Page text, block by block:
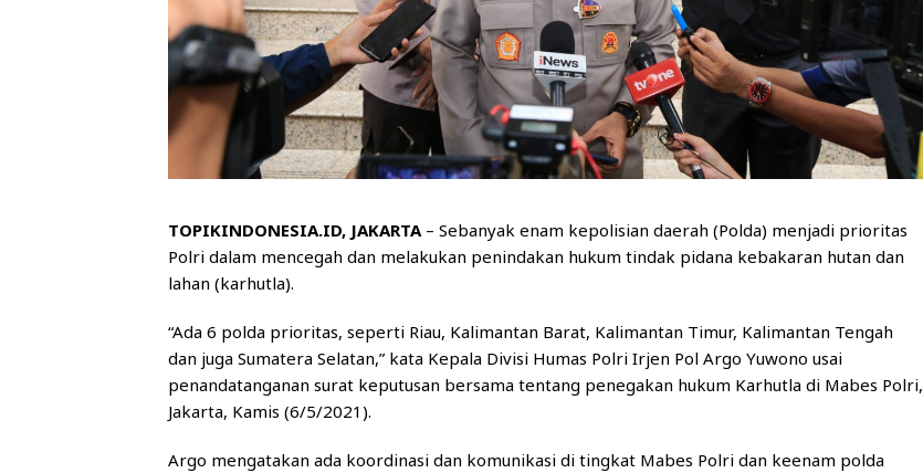
TOPIKINDONESIA.ID, JAKARTA– Sebanyak enam kepolisian daerah (Polda) menjadi prioritas
Polri dalam mencegah dan melakukan penindakan hukum tindak pidana kebakaran hutan dan
lahan (karhutla).
“Ada 6 polda prioritas, seperti Riau, Kalimantan Barat, Kalimantan Timur, Kalimantan Tengah
dan juga Sumatera Selatan,” kata Kepala Divisi Humas Polri Irjen Pol Argo Yuwono usai
penandatanganan surat keputusan bersama tentang penegakan hukum Karhutla di Mabes Polri,
Jakarta, Kamis (6/5/2021).
Argo mengatakan ada koordinasi dan komunikasi di tingkat Mabes Polri dan keenam polda